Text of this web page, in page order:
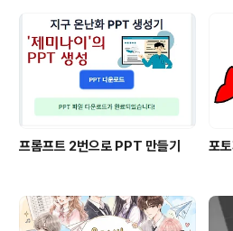
프롬프트 2번으로 PPT 만들기 포